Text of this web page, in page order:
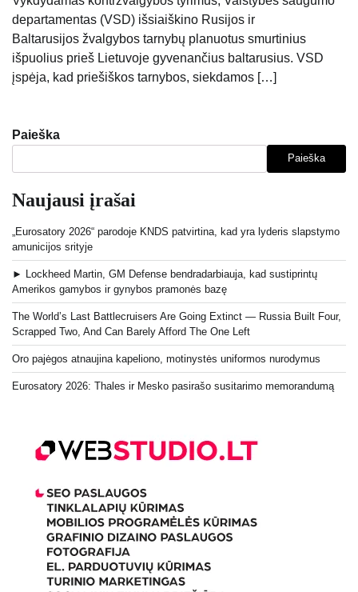
departamentas (VSD) išsiaiškino Rusijos ir
Baltarusijos žvalgybos tarnybų planuotus smurtinius
išpuolius prieš Lietuvoje gyvenančius baltarusius. VSD
įspėja, kad priešiškos tarnybos, siekdamos […]
Paieška
Paieška
Naujausi įrašai
„Eurosatory 2026“ parodoje KNDS patvirtina, kad yra lyderis slapstymo
amunicijos srityje
► Lockheed Martin, GM Defense bendradarbiauja, kad sustiprintų
Amerikos gamybos ir gynybos pramonės bazę
The World’s Last Battlecruisers Are Going Extinct — Russia Built Four,
Scrapped Two, And Can Barely Afford The One Left
Oro pajėgos atnaujina kapeliono, motinystės uniformos nurodymus
Eurosatory 2026: Thales ir Mesko pasirašo susitarimo memorandumą